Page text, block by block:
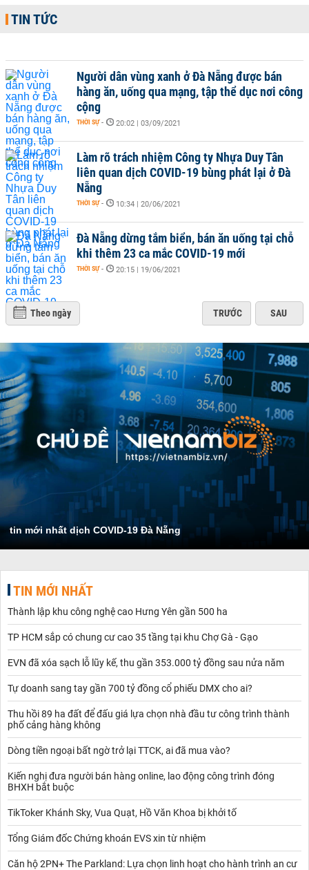
TIN TỨC
Người dân vùng xanh ở Đà Nẵng được bán
hàng ăn, uống qua mạng, tập thể dục nơi công
cộng
THỜI SỰ - 20:02 | 03/09/2021
Làm rõ trách nhiệm Công ty Nhựa Duy Tân
liên quan dịch COVID-19 bùng phát lại ở Đà
Nẵng
THỜI SỰ - 10:34 | 20/06/2021
Đà Nẵng dừng tắm biển, bán ăn uống tại chỗ
khi thêm 23 ca mắc COVID-19 mới
THỜI SỰ - 20:15 | 19/06/2021
Theo ngày TRƯỚC SAU
tin mới nhất dịch COVID-19 Đà Nẵng
TIN MỚI NHẤT
Thành lập khu công nghệ cao Hưng Yên gần 500 ha
TP HCM sắp có chung cư cao 35 tầng tại khu Chợ Gà - Gạo
EVN đã xóa sạch lỗ lũy kế, thu gần 353.000 tỷ đồng sau nửa năm
Tự doanh sang tay gần 700 tỷ đồng cổ phiếu DMX cho ai?
Thu hồi 89 ha đất để đấu giá lựa chọn nhà đầu tư công trình thành
phố cảng hàng không
Dòng tiền ngoại bất ngờ trở lại TTCK, ai đã mua vào?
Kiến nghị đưa người bán hàng online, lao động công trình đóng
BHXH bắt buộc
TikToker Khánh Sky, Vua Quạt, Hồ Văn Khoa bị khởi tố
Tổng Giám đốc Chứng khoán EVS xin từ nhiệm
Căn hộ 2PN+ The Parkland: Lựa chọn linh hoạt cho hành trình an cư